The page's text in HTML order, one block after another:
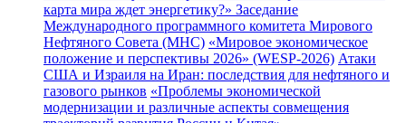
карта мира ждет энергетику?» Заседание
Международного программного комитета Мирового
Нефтяного Совета (МНС) «Мировое экономическое
положение и перспективы 2026» (WESP-2026) Атаки
США и Израиля на Иран: последствия для нефтяного и
газового рынков «Проблемы экономической
модернизации и различные аспекты совмещения